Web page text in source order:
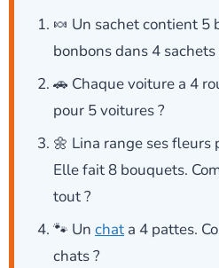
🍬 Un sachet contient 5
bonbons dans 4 sachets
🚗 Chaque voiture a 4
pour 5 voitures ?
🌼 Lina range ses fleurs
Elle fait 8 bouquets.
tout ?
🐾 Un chat a 4 pattes.
chats ?